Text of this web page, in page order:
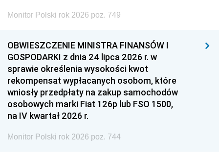
Monitor Polski rok 2026 poz. 749
OBWIESZCZENIE MINISTRA FINANSÓW I
GOSPODARKI z dnia 24 lipca 2026 r. w
sprawie określenia wysokości kwot
rekompensat wypłacanych osobom, które
wniosły przedpłaty na zakup samochodów
osobowych marki Fiat 126p lub FSO 1500,
na IV kwartał 2026 r.
Monitor Polski rok 2026 poz. 744